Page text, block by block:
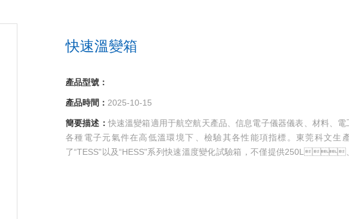
快速溫變箱
產品型號：
產品時間： 2025-10-15
簡要描述：快速溫變箱適用于航空航天產品、信息電子儀器儀表、材料、電工
各種電子元氣件在高低溫環境下、檢驗其各性能項指標。東莞科文生
了“TESS"以及“HESS"系列快速溫度變化試驗箱，不僅提供